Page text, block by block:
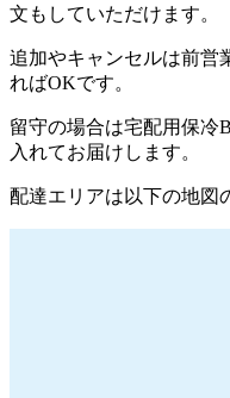
文もしていただけます。
追加やキャンセルは前営
ればOKです。
留守の場合は宅配用保冷
入れてお届けします。
配達エリアは以下の地図